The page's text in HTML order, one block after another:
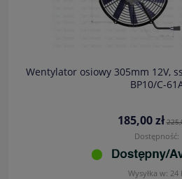
Wentylator osiowy 305mm 12V,
BP10/C-
185,00 zł
Dostępność:
Wysyłka w: 24